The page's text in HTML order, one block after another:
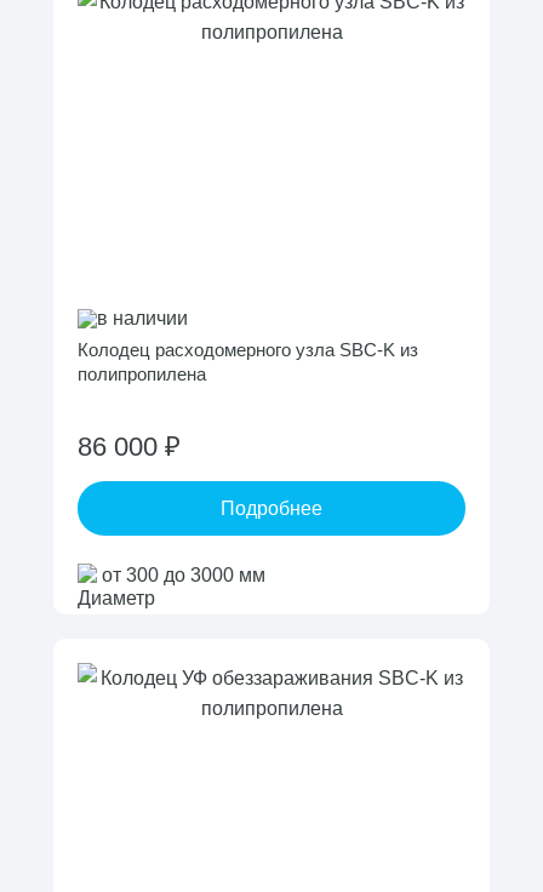
в наличии
Колодец расходомерного узла SBC-K из
полипропилена
86 000 ₽
Подробнее
от 300 до 3000 мм